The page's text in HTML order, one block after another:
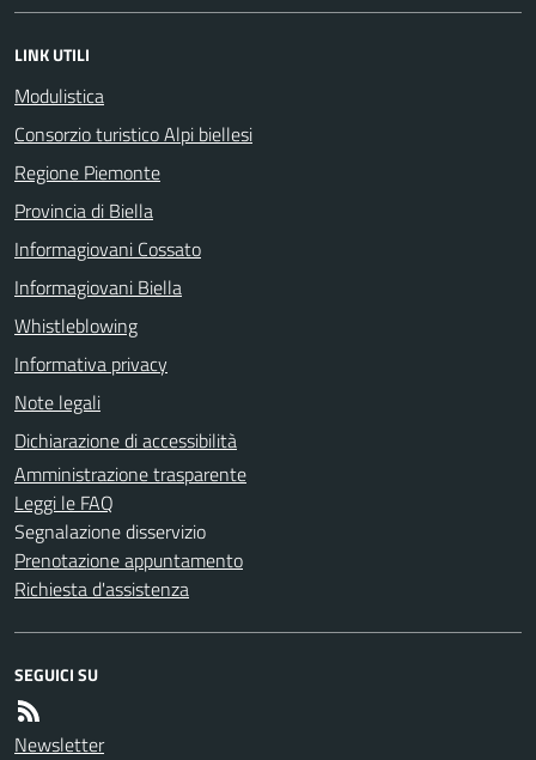
LINK UTILI
Modulistica
Consorzio turistico Alpi biellesi
Regione Piemonte
Provincia di Biella
Informagiovani Cossato
Informagiovani Biella
Whistleblowing
Informativa privacy
Note legali
Dichiarazione di accessibilità
Amministrazione trasparente
Leggi le FAQ
Segnalazione disservizio
Prenotazione appuntamento
Richiesta d'assistenza
SEGUICI SU
Newsletter